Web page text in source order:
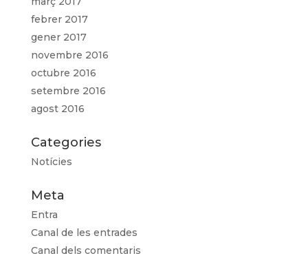
febrer 2017
gener 2017
novembre 2016
octubre 2016
setembre 2016
agost 2016
Categories
Notícies
Meta
Entra
Canal de les entrades
Canal dels comentaris